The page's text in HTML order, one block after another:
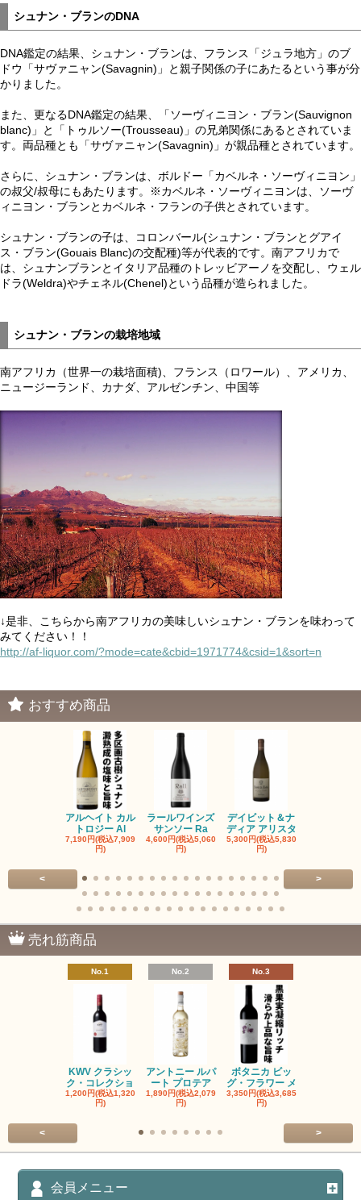
シュナン・ブランのDNA
DNA鑑定の結果、シュナン・ブランは、フランス「ジュラ地方」のブ
ドウ「サヴァニャン(Savagnin)」と親子関係の子にあたるという事が分
かりました。
また、更なるDNA鑑定の結果、「ソーヴィニヨン・ブラン(Sauvignon
blanc)」と「トゥルソー(Trousseau)」の兄弟関係にあるとされていま
す。両品種とも「サヴァニャン(Savagnin)」が親品種とされています。
さらに、シュナン・ブランは、ボルドー「カベルネ・ソーヴィニヨン」
の叔父/叔母にもあたります。※カベルネ・ソーヴィニヨンは、ソーヴ
ィニヨン・ブランとカベルネ・フランの子供とされています。
シュナン・ブランの子は、コロンバール(シュナン・ブランとグアイ
ス・ブラン(Gouais Blanc)の交配種)等が代表的です。南アフリカで
は、シュナンブランとイタリア品種のトレッビアーノを交配し、ウェル
ドラ(Weldra)やチェネル(Chenel)という品種が造られました。
シュナン・ブランの栽培地域
南アフリカ（世界一の栽培面積)、フランス（ロワール）、アメリカ、
ニュージーランド、カナダ、アルゼンチン、中国等
↓是非、こちらから南アフリカの美味しいシュナン・ブランを味わって
みてください！！
http://af-liquor.com/?mode=cate&cbid=1971774&csid=1&sort=n
おすすめ商品
アルヘイト カル
トロジー Al
7,190円(税込7,909
円)
ラールワインズ
サンソー Ra
4,600円(税込5,060
円)
デイビット＆ナ
ディア アリスタ
5,300円(税込5,830
円)
< >
売れ筋商品
No.1
KWV クラシッ
ク・コレクショ
1,200円(税込1,320
円)
No.2
アントニー ルパ
ート プロテア
1,890円(税込2,079
円)
No.3
ボタニカ ビッ
グ・フラワー メ
3,350円(税込3,685
円)
< >
会員メニュー